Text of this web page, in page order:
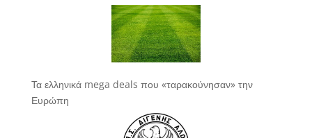
Τα ελληνικά mega deals που «ταρακούνησαν» την
Ευρώπη